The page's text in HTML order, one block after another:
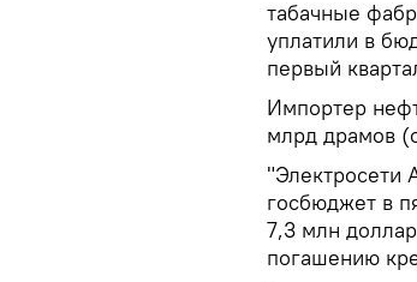
табачные
уплатили в
первый
Импортер
млрд драмов
"Электросети
госбюджет в
7,3 млн
погашению